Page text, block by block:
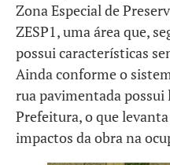
Zona Especial de
ZESP1, uma área que,
possui características
Ainda conforme o
rua pavimentada possui
Prefeitura, o que
impactos da obra na